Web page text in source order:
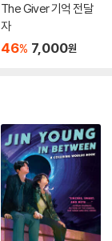
The Giver 기억 전달
자
46% 7,000원